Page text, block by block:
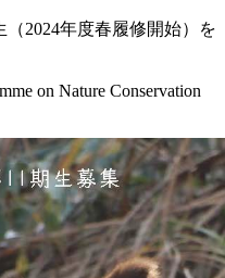
2024年度春履修開始）を
on Nature Conservation